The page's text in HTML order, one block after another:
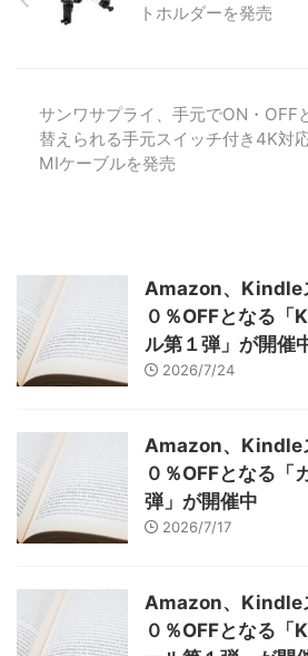
トホルダーを発売
サンワサプライ、手元でON・OFF
替えられる手元スイッチ付き4K対
MIケーブルを発売
Amazon、Kindle
０％OFFとなる
ル第１弾」が開催
2026/7/24
Amazon、Kindle
０％OFFとなる「
弾」が開催中
2026/7/17
Amazon、Kindle
０％OFFとなる「